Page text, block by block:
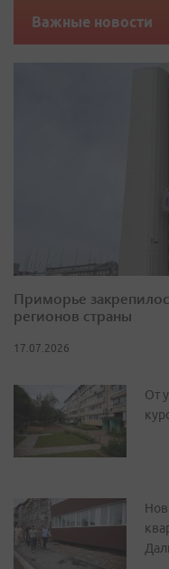
Важные новости
Приморье
регионов страны
17.07.2026
От